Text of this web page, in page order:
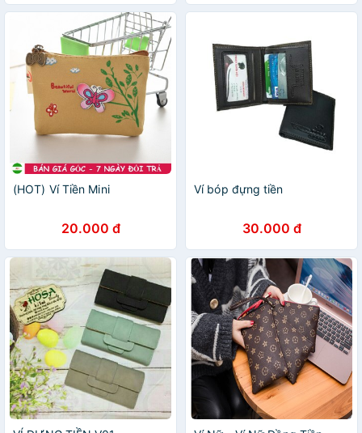
(HOT) Ví Tiền Mini
20.000 đ
Ví bóp đựng tiền
30.000 đ